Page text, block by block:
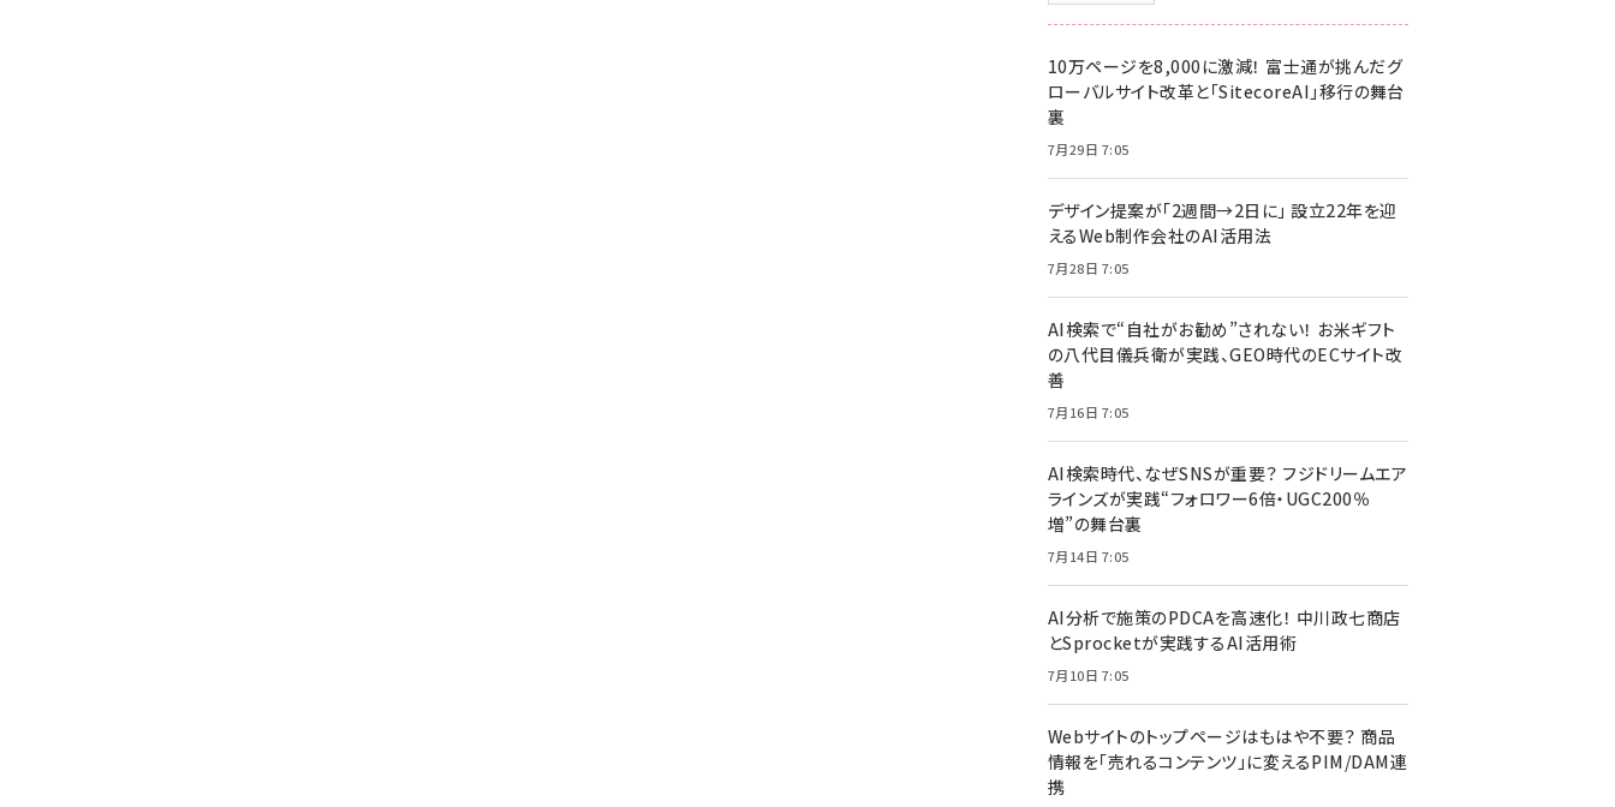
10万ページを8,000に激減！ 富士通が挑んだグ
ローバルサイト改革と「SitecoreAI」移行の舞台
裏
7月29日 7:05
デザイン提案が「2週間→2日に」 設立22年を迎
えるWeb制作会社のAI活用法
7月28日 7:05
AI検索で“自社がお勧め”されない！ お米ギフト
の八代目儀兵衛が実践、GEO時代のECサイト改
善
7月16日 7:05
AI検索時代、なぜSNSが重要？ フジドリームエア
ラインズが実践“フォロワー6倍・UGC200％
増”の舞台裏
7月14日 7:05
AI分析で施策のPDCAを高速化！ 中川政七商店
とSprocketが実践するAI活用術
7月10日 7:05
Webサイトのトップページはもはや不要？ 商品
情報を「売れるコンテンツ」に変えるPIM/DAM連
携